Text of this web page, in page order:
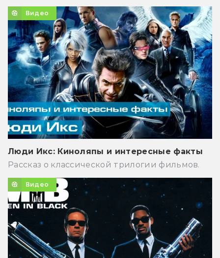
Видео
Люди Икс: Киноляпы и интересные факты
Рассказ о классической трилогии фильмов.
Видео